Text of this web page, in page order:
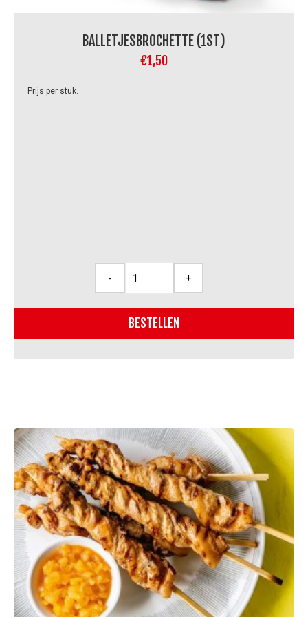
BALLETJESBROCHETTE (1ST)
€1,50
Prijs per stuk.
Balletjesbrochette
aantal
- +
BESTELLEN